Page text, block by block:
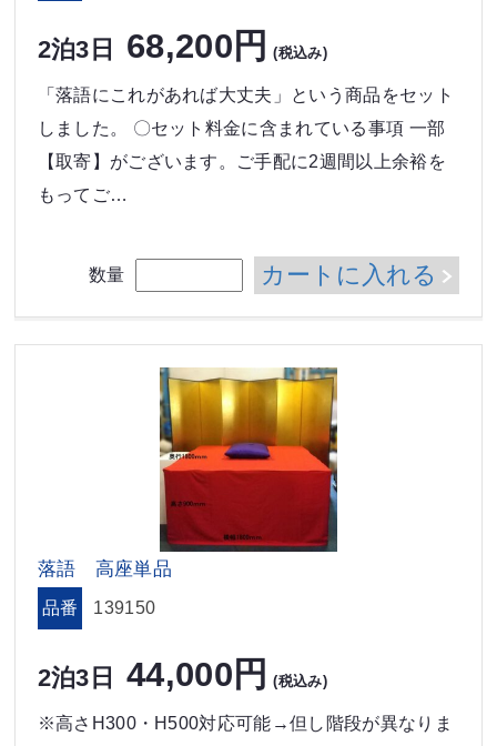
2泊3日 68,200円 (税込み)
「落語にこれがあれば大丈夫」という商品をセット
しました。 〇セット料金に含まれている事項 一部
【取寄】がございます。ご手配に2週間以上余裕を
もってご…
数量 カートに入れる
落語 高座単品
品番 139150
2泊3日 44,000円 (税込み)
※高さH300・H500対応可能→但し階段が異なりま